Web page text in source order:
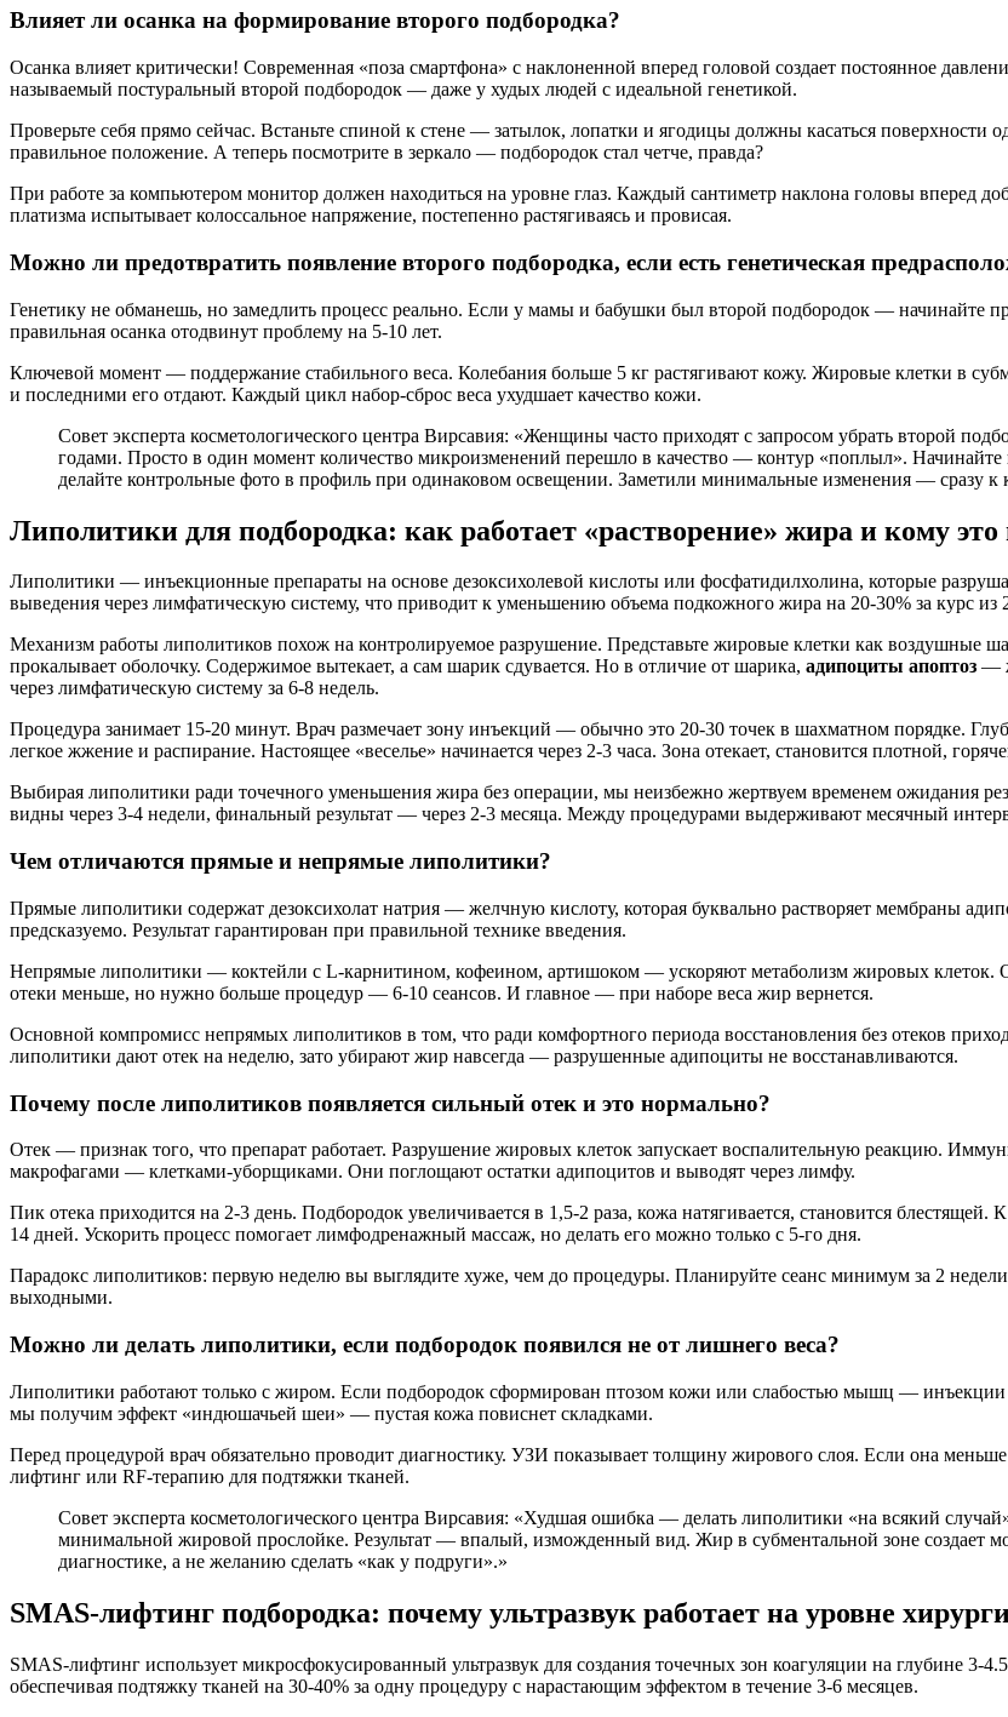
Влияет ли осанка на формирование второго подбородка?
Осанка влияет критически! Современная «поза смартфона» с наклоненной вперед головой создает постоянное
называемый постуральный второй подбородок — даже у худых людей с идеальной генетикой.
Проверьте себя прямо сейчас. Встаньте спиной к стене — затылок, лопатки и ягодицы должны касаться
правильное положение. А теперь посмотрите в зеркало — подбородок стал четче, правда?
При работе за компьютером монитор должен находиться на уровне глаз. Каждый сантиметр наклона головы вперед
платизма испытывает колоссальное напряжение, постепенно растягиваясь и провисая.
Можно ли предотвратить появление второго подбородка, если есть генетическая
Генетику не обманешь, но замедлить процесс реально. Если у мамы и бабушки был второй подбородок — начинайте
правильная осанка отодвинут проблему на 5-10 лет.
Ключевой момент — поддержание стабильного веса. Колебания больше 5 кг растягивают кожу. Жировые клетки в
и последними его отдают. Каждый цикл набор-сброс веса ухудшает качество кожи.
Совет эксперта косметологического центра Вирсавия: «Женщины часто приходят с запросом убрать второй
годами. Просто в один момент количество микроизменений перешло в качество — контур «поплыл». Начинайте
делайте контрольные фото в профиль при одинаковом освещении. Заметили минимальные изменения — сразу к
Липолитики для подбородка: как работает «растворение» жира и кому это
Липолитики — инъекционные препараты на основе дезоксихолевой кислоты или фосфатидилхолина, которые
выведения через лимфатическую систему, что приводит к уменьшению объема подкожного жира на 20-30% за курс из
Механизм работы липолитиков похож на контролируемое разрушение. Представьте жировые клетки как воздушные
прокалывает оболочку. Содержимое вытекает, а сам шарик сдувается. Но в отличие от шарика, адипоциты апоптоз —
через лимфатическую систему за 6-8 недель.
Процедура занимает 15-20 минут. Врач размечает зону инъекций — обычно это 20-30 точек в шахматном порядке.
легкое жжение и распирание. Настоящее «веселье» начинается через 2-3 часа. Зона отекает, становится плотной,
Выбирая липолитики ради точечного уменьшения жира без операции, мы неизбежно жертвуем временем ожидания
видны через 3-4 недели, финальный результат — через 2-3 месяца. Между процедурами выдерживают месячный
Чем отличаются прямые и непрямые липолитики?
Прямые липолитики содержат дезоксихолат натрия — желчную кислоту, которая буквально растворяет мембраны
предсказуемо. Результат гарантирован при правильной технике введения.
Непрямые липолитики — коктейли с L-карнитином, кофеином, артишоком — ускоряют метаболизм жировых клеток.
отеки меньше, но нужно больше процедур — 6-10 сеансов. И главное — при наборе веса жир вернется.
Основной компромисс непрямых липолитиков в том, что ради комфортного периода восстановления без отеков
липолитики дают отек на неделю, зато убирают жир навсегда — разрушенные адипоциты не восстанавливаются.
Почему после липолитиков появляется сильный отек и это нормально?
Отек — признак того, что препарат работает. Разрушение жировых клеток запускает воспалительную реакцию.
макрофагами — клетками-уборщиками. Они поглощают остатки адипоцитов и выводят через лимфу.
Пик отека приходится на 2-3 день. Подбородок увеличивается в 1,5-2 раза, кожа натягивается, становится
14 дней. Ускорить процесс помогает лимфодренажный массаж, но делать его можно только с 5-го дня.
Парадокс липолитиков: первую неделю вы выглядите хуже, чем до процедуры. Планируйте сеанс минимум за 2
выходными.
Можно ли делать липолитики, если подбородок появился не от лишнего веса?
Липолитики работают только с жиром. Если подбородок сформирован птозом кожи или слабостью мышц —
мы получим эффект «индюшачьей шеи» — пустая кожа повиснет складками.
Перед процедурой врач обязательно проводит диагностику. УЗИ показывает толщину жирового слоя. Если она
лифтинг или RF-терапию для подтяжки тканей.
Совет эксперта косметологического центра Вирсавия: «Худшая ошибка — делать липолитики «на всякий
минимальной жировой прослойке. Результат — впалый, изможденный вид. Жир в субментальной зоне создает
диагностике, а не желанию сделать «как у подруги».»
SMAS-лифтинг подбородка: почему ультразвук работает на уровне
SMAS-лифтинг использует микросфокусированный ультразвук для создания точечных зон коагуляции на глубине 3-
обеспечивая подтяжку тканей на 30-40% за одну процедуру с нарастающим эффектом в течение 3-6 месяцев.